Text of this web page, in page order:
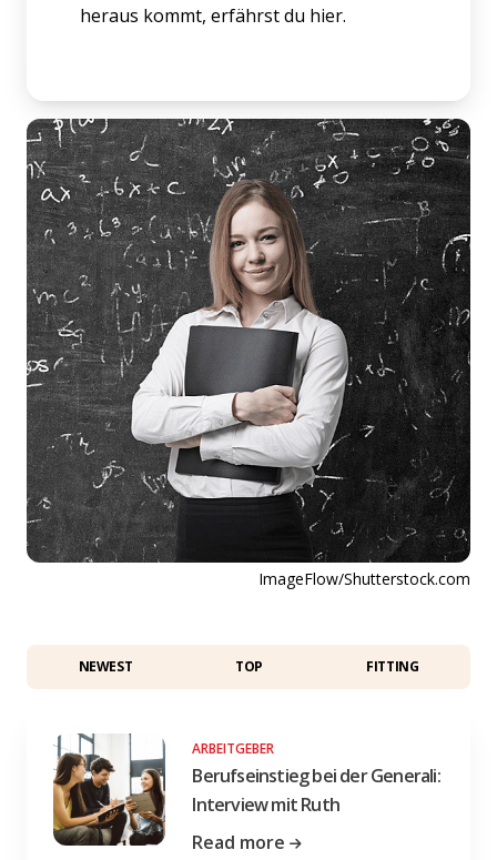
heraus kommt, erfährst du hier.
ImageFlow/Shutterstock.com
NEWEST TOP FITTING
ARBEITGEBER
Berufseinstieg bei der Generali:
Interview mit Ruth
Read more